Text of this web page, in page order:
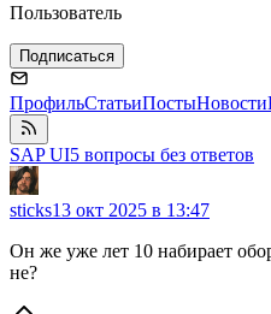
Пользователь
Подписаться
ПрофильСтатьиПостыНовости
SAP UI5 вопросы без ответов
sticks13 окт 2025 в 13:47
Он же уже лет 10 набирает
не?